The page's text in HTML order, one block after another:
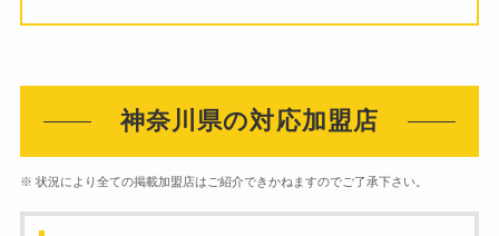
神奈川県の対応加盟店
※ 状況により全ての掲載加盟店はご紹介できかねますのでご了承下さい。